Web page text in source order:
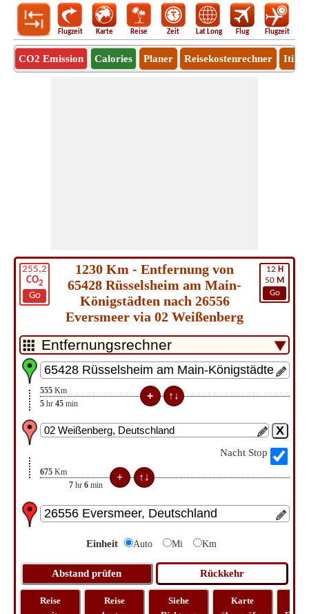
Flugzeit Karte Reise Zeit Lat Long Flug Flugzeit
CO2 Emission Calories Planer Reisekostenrechner
255,2
CO2
Go
12 H
50 M
Go
1230 Km - Entfernung von
65428 Rüsselsheim am Main-
Königstädten nach 26556
Eversmeer via 02 Weißenberg
555 Km
5 hr 45 min
Nacht Stop
675 Km
7 hr 6 min
Einheit Auto Mi Km
Reise
Reise
Siehe
Karte